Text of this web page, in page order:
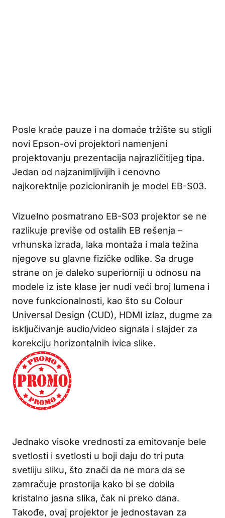
Posle kraće pauze i na domaće tržište su stigli
novi Epson-ovi projektori namenjeni
projektovanju prezentacija najrazličitijeg tipa.
Jedan od najzanimljivijih i cenovno
najkorektnije pozicioniranih je model EB-S03.
Vizuelno posmatrano EB-S03 projektor se ne
razlikuje previše od ostalih EB rešenja –
vrhunska izrada, laka montaža i mala težina
njegove su glavne fizičke odlike. Sa druge
strane on je daleko superiorniji u odnosu na
modele iz iste klase jer nudi veći broj lumena i
nove funkcionalnosti, kao što su Colour
Universal Design (CUD), HDMI izlaz, dugme za
isključivanje audio/video signala i slajder za
korekciju horizontalnih ivica slike.
Jednako visoke vrednosti za emitovanje bele
svetlosti i svetlosti u boji daju do tri puta
svetliju sliku, što znači da ne mora da se
zamračuje prostorija kako bi se dobila
kristalno jasna slika, čak ni preko dana.
Takođe, ovaj projektor je jednostavan za